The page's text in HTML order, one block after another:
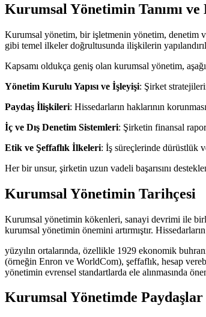
Kurumsal Yönetimin Tanımı ve
Kurumsal yönetim, bir işletmenin yönetim, denetim
gibi temel ilkeler doğrultusunda ilişkilerin
Kapsamı oldukça geniş olan kurumsal yönetim,
Yönetim Kurulu Yapısı ve İşleyişi: Şirket
Paydaş İlişkileri: Hissedarların haklarının
İç ve Dış Denetim Sistemleri: Şirketin finansal
Etik ve Şeffaflık İlkeleri: İş süreçlerinde dürüstlük
Her bir unsur, şirketin uzun vadeli başarısını
Kurumsal Yönetimin Tarihçesi
Kurumsal yönetimin kökenleri, sanayi devrimi ile
kurumsal yönetimin önemini artırmıştır.
yüzyılın ortalarında, özellikle 1929 ekonomik
(örneğin Enron ve WorldCom), şeffaflık, hesap
yönetimin evrensel standartlarda ele alınmasında
Kurumsal Yönetimde